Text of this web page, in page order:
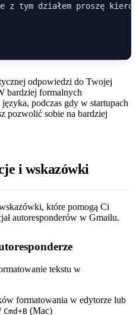
z tym działem proszę
odpowiedzi do Twojej
bardziej formalnych
podczas gdy w startupach
pozwolić sobie na bardziej
i wskazówki
które pomogą Ci
autoresponderów w Gmailu.
tekstu w
formatowania w edytorze lub
Cmd+B (Mac)